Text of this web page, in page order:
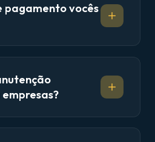
pagamento vocês